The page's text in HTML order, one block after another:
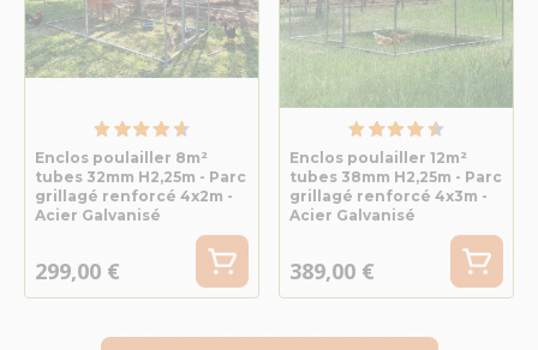
Enclos poulailler 8m²
tubes 32mm H2,25m - Parc
grillagé renforcé 4x2m -
Acier Galvanisé
299,00 €
Enclos poulailler 12m²
tubes 38mm H2,25m - Parc
grillagé renforcé 4x3m -
Acier Galvanisé
389,00 €